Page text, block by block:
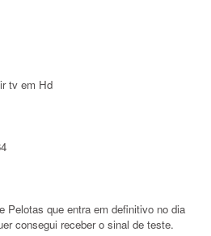
tv em Hd
Pelotas que entra em definitivo no dia
consegui receber o sinal de teste.